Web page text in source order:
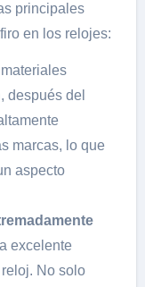
principales
en los relojes:
después del
marcas, lo que
aspecto
excelente
No solo